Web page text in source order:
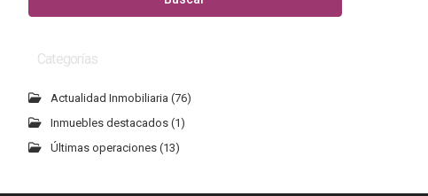
Categorías
Actualidad Inmobiliaria (76)
Inmuebles destacados (1)
Últimas operaciones (13)